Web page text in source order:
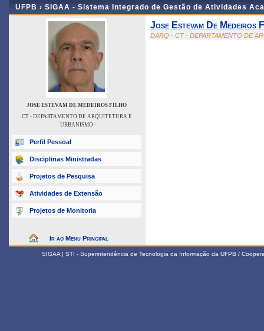
UFPB › SIGAA - Sistema Integrado de Gestão de Atividades
JOSE ESTEVAM DE MEDEIROS FILHO
CT - DEPARTAMENTO DE ARQUITETURA E
URBANISMO
Perfil Pessoal
Disciplinas Ministradas
Projetos de Pesquisa
Atividades de Extensão
Projetos de Monitoria
Ir ao Menu Principal
Jose Estevam De Medeiros
DARQ - CT - DEPARTAMENTO DE
SIGAA | STI - Superintendência de Tecnologia da Informação da UFPB /